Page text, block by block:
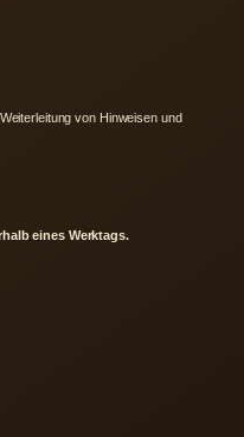
von Hinweisen und
eines Werktags.